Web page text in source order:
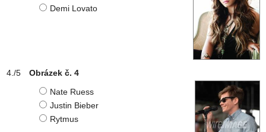
Demi Lovato
Obrázek č. 4
Nate Ruess
Justin Bieber
Rytmus